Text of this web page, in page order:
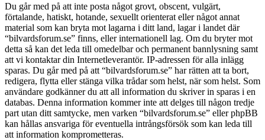
Du går med på att inte posta något grovt, obscent, vulgärt,
förtalande, hatiskt, hotande, sexuellt orienterat eller något annat
material som kan bryta mot lagarna i ditt land, lagar i landet där
“bilvardsforum.se” finns, eller internationell lag. Om du bryter mot
detta så kan det leda till omedelbar och permanent bannlysning samt
att vi kontaktar din Internetleverantör. IP-adressen för alla inlägg
sparas. Du går med på att “bilvardsforum.se” har rätten att ta bort,
redigera, flytta eller stänga vilka trådar som helst, när som helst. Som
användare godkänner du att all information du skriver in sparas i en
databas. Denna information kommer inte att delges till någon tredje
part utan ditt samtycke, men varken “bilvardsforum.se” eller phpBB
kan hållas ansvariga för eventuella intrångsförsök som kan leda till
att information komprometteras.